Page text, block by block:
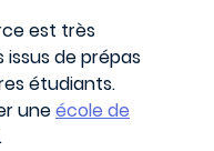
est très
de prépas
étudiants.
uneécole de